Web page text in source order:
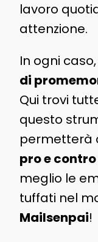
lavoro
attenzione.
In ogni
di
Qui trovi
questo
permetterà
pro e contro
meglio le
tuffati nel
Mailsenpai!